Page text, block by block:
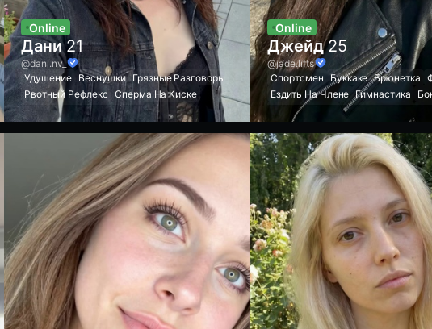
Online
Дани21
@dani.nv_
Удушение Веснушки
Грязные Разговоры
Рвотный Рефлекс Сперма На Киске
Ролевые Игры
Артовый
Мокрый Глубокий Минет Красивое Лицо
Игра С Дилдо Эджинг
Online
Джейд25
@jade.lifts
Спортсмен Буккаке Брюнетка
Ездить На Члене Гимнастика
Игра С Дилдо
Нижнее Белье
Грязные Разговоры
Рвотный
Персональный Тренер
Бикини
Сочный Минет Атлетичное Тело